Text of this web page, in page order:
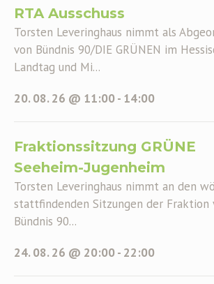
RTA Ausschuss
Torsten Leveringhaus nimmt als
von Bündnis 90/DIE GRÜNEN im
Landtag und Mi...
20. 08. 26 @ 11:00- 14:00
Fraktionssitzung GRÜNE
Seeheim-Jugenheim
Torsten Leveringhaus nimmt an den
stattfindenden Sitzungen der Fraktion
Bündnis 90...
24. 08. 26 @ 20:00- 22:00